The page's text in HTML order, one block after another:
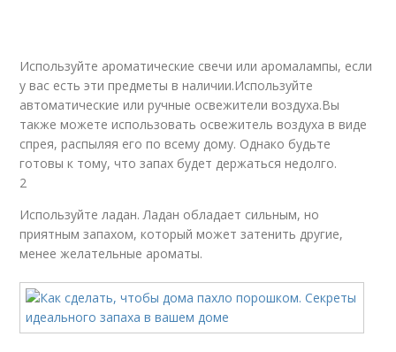
Используйте ароматические свечи или аромалампы, если
у вас есть эти предметы в наличии.Используйте
автоматические или ручные освежители воздуха.Вы
также можете использовать освежитель воздуха в виде
спрея, распыляя его по всему дому. Однако будьте
готовы к тому, что запах будет держаться недолго.
2
Используйте ладан. Ладан обладает сильным, но
приятным запахом, который может затенить другие,
менее желательные ароматы.